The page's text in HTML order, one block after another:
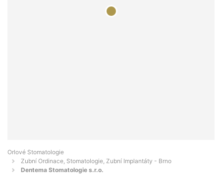
Orlové Stomatologie
Zubní Ordinace, Stomatologie, Zubní Implantáty - Brno
Dentema Stomatologie s.r.o.